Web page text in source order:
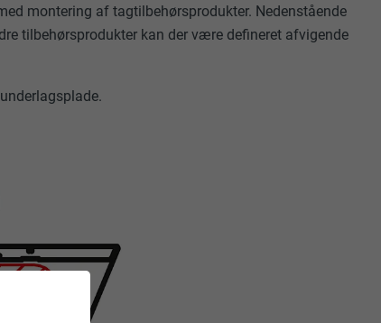
montering af tagtilbehørsprodukter. Nedenstående
tilbehørsprodukter kan der være defineret afvigende